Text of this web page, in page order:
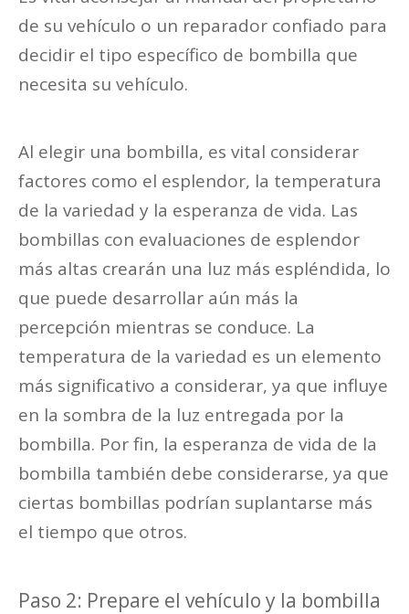
de su vehículo o un reparador confiado para
decidir el tipo específico de bombilla que
necesita su vehículo.
Al elegir una bombilla, es vital considerar
factores como el esplendor, la temperatura
de la variedad y la esperanza de vida. Las
bombillas con evaluaciones de esplendor
más altas crearán una luz más espléndida, lo
que puede desarrollar aún más la
percepción mientras se conduce. La
temperatura de la variedad es un elemento
más significativo a considerar, ya que influye
en la sombra de la luz entregada por la
bombilla. Por fin, la esperanza de vida de la
bombilla también debe considerarse, ya que
ciertas bombillas podrían suplantarse más
el tiempo que otros.
Paso 2: Prepare el vehículo y la bombilla